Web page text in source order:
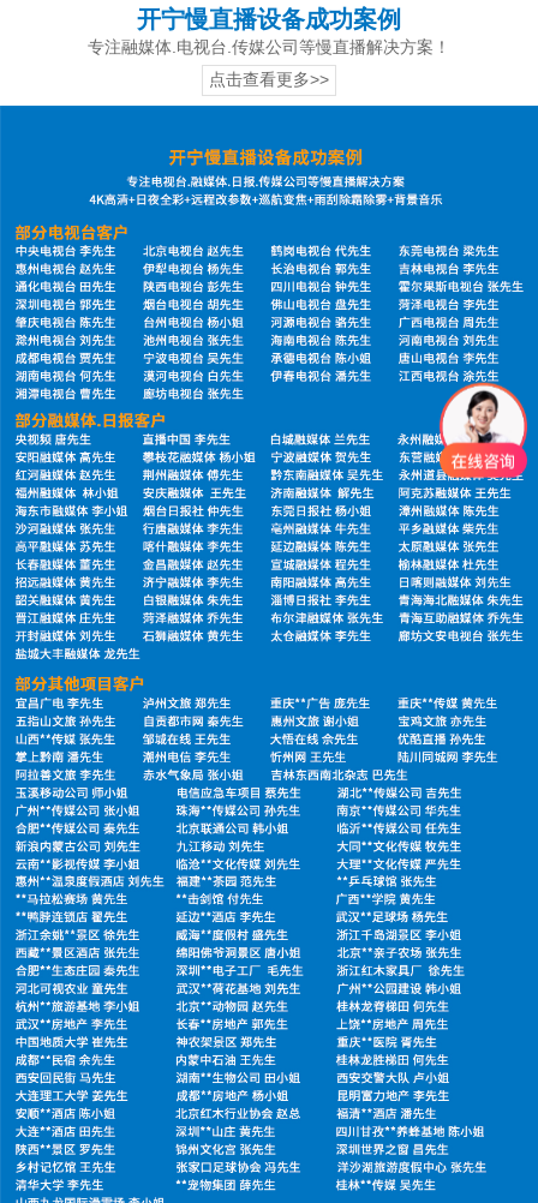
开宁慢直播设备成功案例
专注融媒体.电视台.传媒公司等慢直播解决方案！
点击查看更多>>